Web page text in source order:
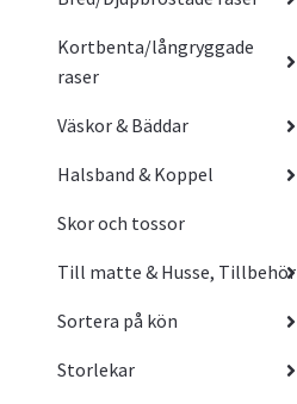
Kortbenta/långryggade
raser
Väskor & Bäddar
Halsband & Koppel
Skor och tossor
Till matte & Husse, Tillbehör
Sortera på kön
Storlekar